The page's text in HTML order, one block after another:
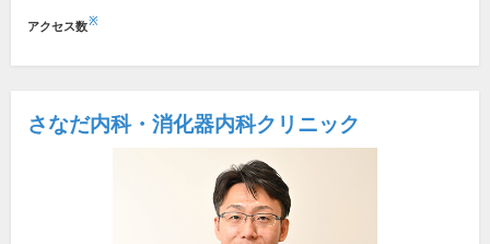
アクセス数※
さなだ内科・消化器内科クリニック